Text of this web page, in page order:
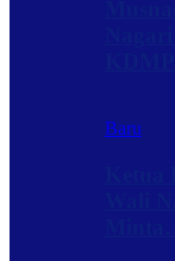
Baru